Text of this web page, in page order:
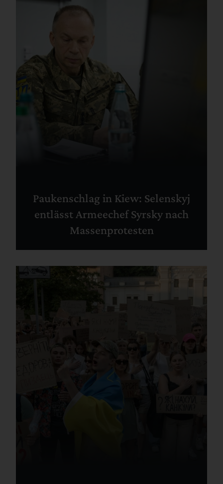
Paukenschlag in Kiew: Selenskyj
entlässt Armeechef Syrsky nach
Massenprotesten